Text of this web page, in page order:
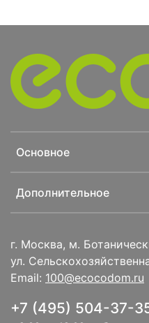
г. Москва, м.
ул.
Email: 100@ecocodom.ru
+7 (495) 504-37-
Основное
Дополнительное